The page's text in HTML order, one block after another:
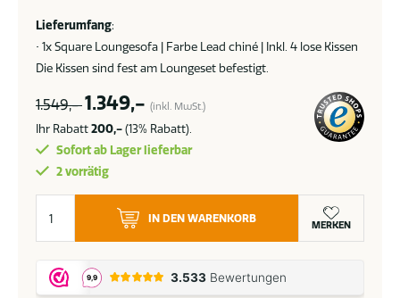
Lieferumfang:
• 1x Square Loungesofa | Farbe Lead chiné | Inkl. 4 lose Kissen
Die Kissen sind fest am Loungeset befestigt.
1.549,- 1.349,- (inkl. MwSt.)
Ihr Rabatt200,-(13% Rabatt).
Sofort ab Lager lieferbar
2 vorrätig
Square
lead
chiné
IN DEN WARENKORB
MERKEN